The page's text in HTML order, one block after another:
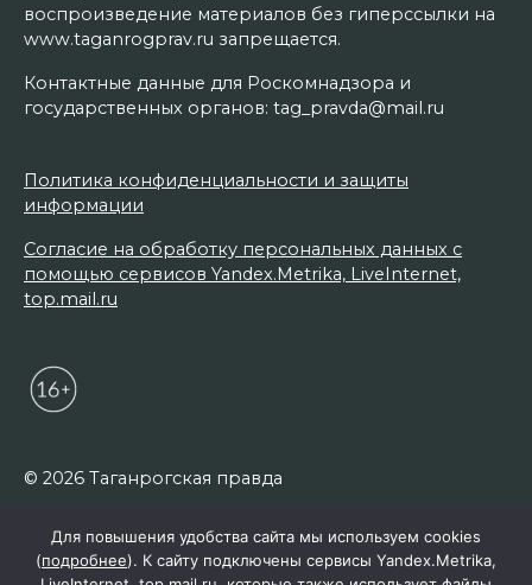
воспроизведение материалов без гиперссылки на
www.taganrogprav.ru запрещается.
Контактные данные для Роскомнадзора и
государственных органов: tag_pravda@mail.ru
Политика конфиденциальности и защиты
информации
Согласие на обработку персональных данных с
помощью сервисов Yandex.Metrika, LiveInternet,
top.mail.ru
© 2026 Таганрогская правда
Для повышения удобства сайта мы используем cookies
(подробнее). К сайту подключены сервисы Yandex.Metrika,